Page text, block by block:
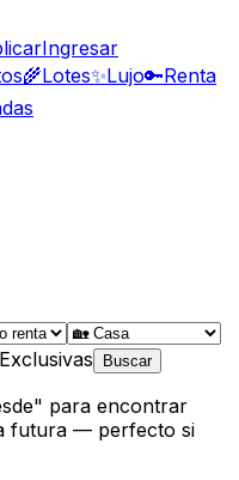
Ingresar
🌾Lotes✨Lujo🔑Renta
Buscar
para encontrar
futura — perfecto si